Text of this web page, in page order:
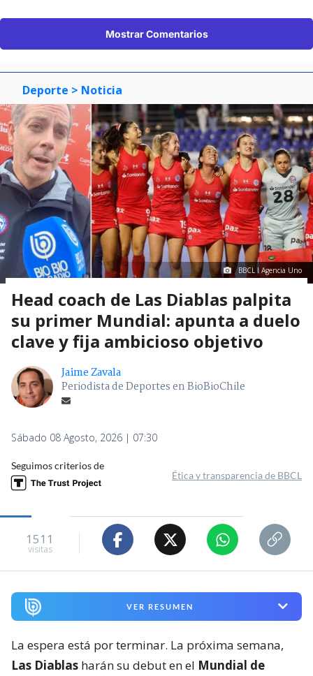
Mostrar Comentarios
Deporte > Noticia
BBCL I Agencia Uno
Head coach de Las Diablas palpita
su primer Mundial: apunta a duelo
clave y fija ambicioso objetivo
Jaime Zavala
Periodista de Deportes en BioBioChile
Sábado 08 Agosto, 2026 | 07:30
Seguimos criterios de
Ética y transparencia de BBCL
1511
visitas
VER RESUMEN
La espera está por terminar. La próxima semana,
Las Diablas harán su debut en el Mundial de